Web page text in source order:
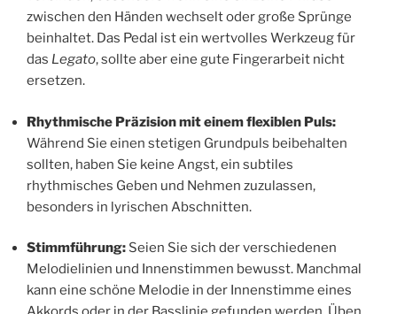
zwischen den Händen wechselt oder große Sprünge
beinhaltet. Das Pedal ist ein wertvolles Werkzeug für
das Legato, sollte aber eine gute Fingerarbeit nicht
ersetzen.
Rhythmische Präzision mit einem flexiblen Puls:
Während Sie einen stetigen Grundpuls beibehalten
sollten, haben Sie keine Angst, ein subtiles
rhythmisches Geben und Nehmen zuzulassen,
besonders in lyrischen Abschnitten.
Stimmführung: Seien Sie sich der verschiedenen
Melodielinien und Innenstimmen bewusst. Manchmal
kann eine schöne Melodie in der Innenstimme eines